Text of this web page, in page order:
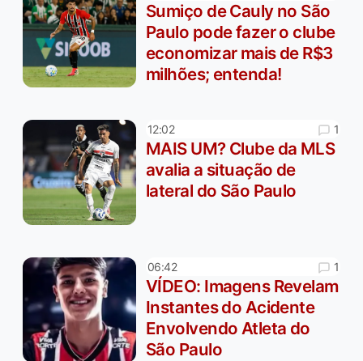
Sumiço de Cauly no São
Paulo pode fazer o clube
economizar mais de R$3
milhões; entenda!
12:02 1
MAIS UM? Clube da MLS
avalia a situação de
lateral do São Paulo
06:42 1
VÍDEO: Imagens Revelam
Instantes do Acidente
Envolvendo Atleta do
São Paulo